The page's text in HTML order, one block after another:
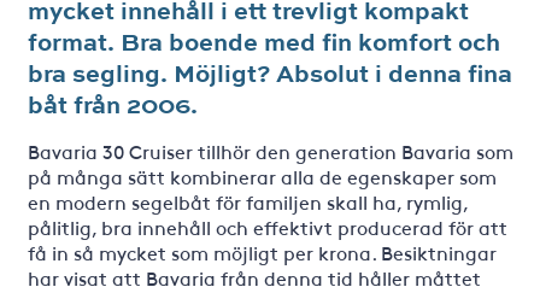
mycket innehåll i ett trevligt kompakt
format. Bra boende med fin komfort och
bra segling. Möjligt? Absolut i denna fina
båt från 2006.
Bavaria 30 Cruiser tillhör den generation Bavaria som
på många sätt kombinerar alla de egenskaper som
en modern segelbåt för familjen skall ha, rymlig,
pålitlig, bra innehåll och effektivt producerad för att
få in så mycket som möjligt per krona. Besiktningar
har visat att Bavaria från denna tid håller måttet